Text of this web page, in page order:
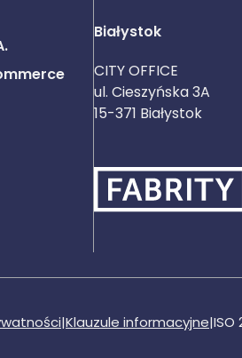
Białystok
CITY OFFICE
ul. Cieszyńska 3A
15-371 Białystok
|Klauzule informacyjne|ISO